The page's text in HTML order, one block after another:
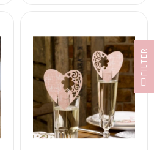
FILTER